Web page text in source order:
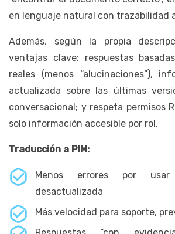
en lenguaje natural con trazabilidad
Además, según la propia
ventajas clave: respuestas
reales (menos “alucinaciones”),
actualizada sobre las últimas
conversacional; y respeta permisos
solo información accesible por rol.
Traducción a PIM:
Menos errores por usar
desactualizada
Más velocidad para soporte,